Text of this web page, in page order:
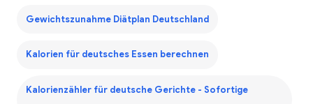
Gewichtszunahme Diätplan Deutschland
Kalorien für deutsches Essen berechnen
Kalorienzähler für deutsche Gerichte - Sofortige